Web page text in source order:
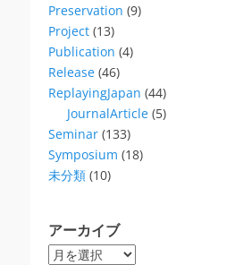
Preservation (9)
Project (13)
Publication (4)
Release (46)
ReplayingJapan (44)
JournalArticle (5)
Seminar (133)
Symposium (18)
未分類 (10)
アーカイブ
ア